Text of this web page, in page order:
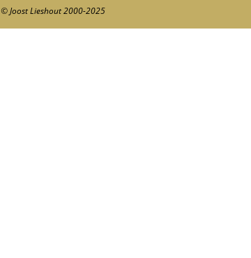
© Joost Lieshout 2000-2025